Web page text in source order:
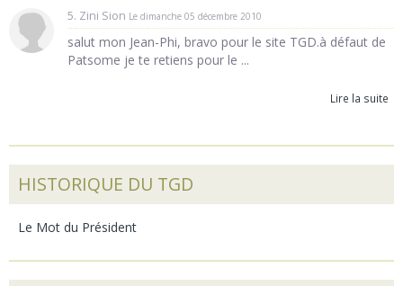
5. Zini Sion Le dimanche 05 décembre 2010
salut mon Jean-Phi, bravo pour le site TGD.à défaut de
Patsome je te retiens pour le ...
Lire la suite
HISTORIQUE DU TGD
Le Mot du Président